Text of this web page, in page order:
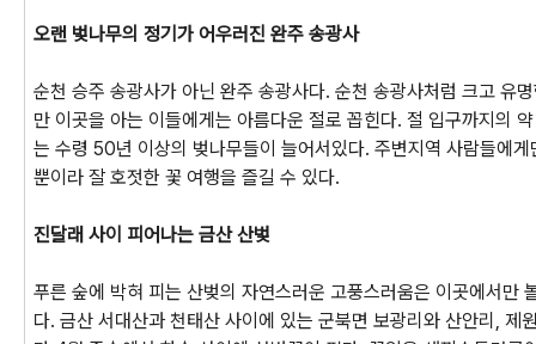
오랜 벚나무의 정기가 어우러진 완주 송광사
순천 승주 송광사가 아닌 완주 송광사다. 순천 송광사처럼 크고 유
만 이곳을 아는 이들에게는 아름다운 절로 꼽힌다. 절 입구까지의
는 수령 50년 이상의 벚나무들이 늘어서있다. 주변지역 사람들에게
뿐이라 잘 호젓한 꽃 여행을 즐길 수 있다.
진달래 사이 피어나는 금산 산벚
푸른 숲에 박혀 피는 산벚의 자연스러운 고풍스러움은 이곳에서만
다. 금산 서대산과 천태산 사이에 있는 군북면 보광리와 산안리, 제